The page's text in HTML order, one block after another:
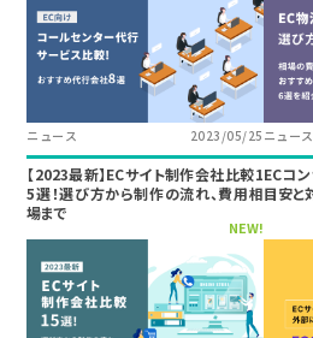
ニュース 2023/05/25 ニュース
【2023最新】ECサイト制作会社比較1
5選！選び方から制作の流れ、費用相
場まで
NEW!
ECコ
目安と